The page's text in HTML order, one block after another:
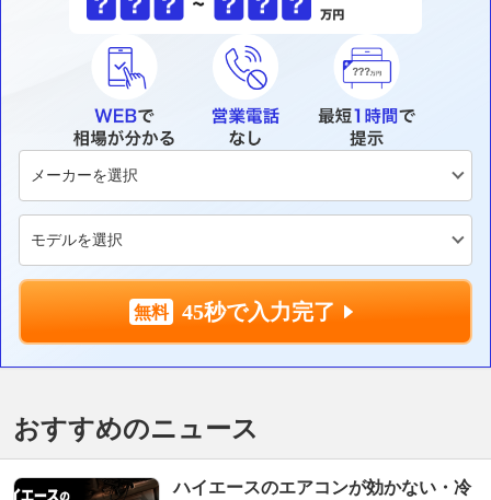
45秒で入力完了
おすすめのニュース
ハイエースのエアコンが効かない・冷